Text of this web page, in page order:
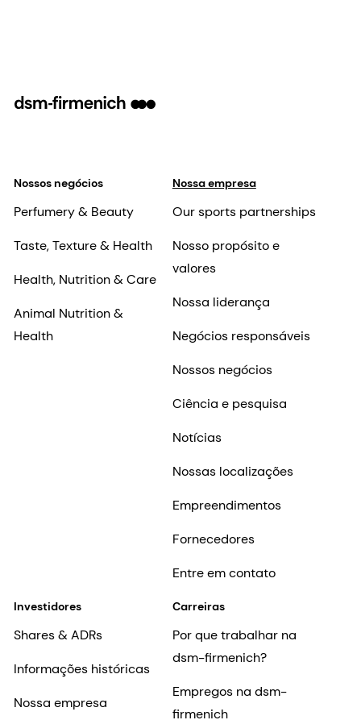
Nossos negócios
Perfumery & Beauty
Taste, Texture & Health
Health, Nutrition & Care
Animal Nutrition &
Health
Nossa empresa
Our sports partnerships
Nosso propósito e
valores
Nossa liderança
Negócios responsáveis
Nossos negócios
Ciência e pesquisa
Notícias
Nossas localizações
Empreendimentos
Fornecedores
Entre em contato
Investidores
Shares & ADRs
Informações históricas
Nossa empresa
Carreiras
Por que trabalhar na
dsm-firmenich?
Empregos na dsm-
firmenich